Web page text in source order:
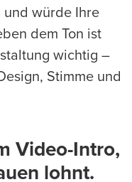
und würde Ihre
dem Ton ist
wichtig –
Stimme und
Video-Intro,
lohnt.